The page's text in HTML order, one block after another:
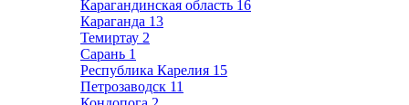
Карагандинская область 16
Караганда 13
Темиртау 2
Сарань 1
Республика Карелия 15
Петрозаводск 11